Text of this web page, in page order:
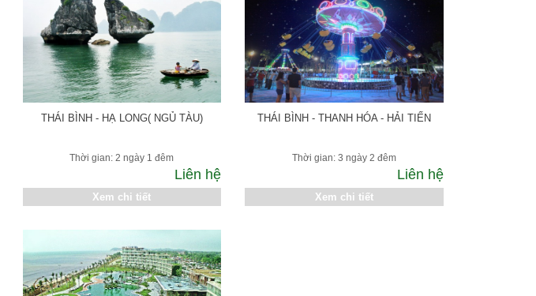
THÁI BÌNH - HẠ LONG( NGỦ TÀU)
Thời gian: 2 ngày 1 đêm
Liên hệ
Xem chi tiết
THÁI BÌNH - THANH HÓA - HẢI TIẾN
Thời gian: 3 ngày 2 đêm
Liên hệ
Xem chi tiết